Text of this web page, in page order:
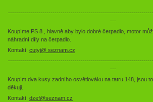
---
Koupíme PS 8 , hlavně aby bylo dobré čerpadlo, motor
náhradní díly na čerpadlo.
Kontakt: cutyj@ seznam.cz
---
Koupím dva kusy zadního osvětlováku na tatru 148, jsou
děkuji.
Kontakt: dzef@seznam.cz